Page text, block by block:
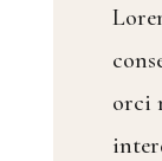
orci